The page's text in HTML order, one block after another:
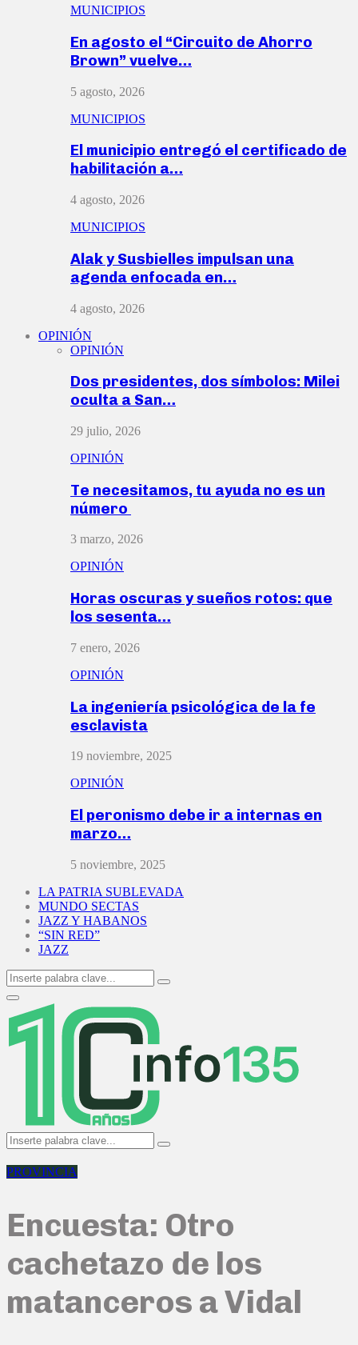
MUNICIPIOS
En agosto el “Circuito de Ahorro
Brown” vuelve…
5 agosto, 2026
MUNICIPIOS
El municipio entregó el certificado de
habilitación a…
4 agosto, 2026
MUNICIPIOS
Alak y Susbielles impulsan una
agenda enfocada en…
4 agosto, 2026
OPINIÓN
OPINIÓN
Dos presidentes, dos símbolos: Milei
oculta a San…
29 julio, 2026
OPINIÓN
Te necesitamos, tu ayuda no es un
número
3 marzo, 2026
OPINIÓN
Horas oscuras y sueños rotos: que
los sesenta…
7 enero, 2026
OPINIÓN
La ingeniería psicológica de la fe
esclavista
19 noviembre, 2025
OPINIÓN
El peronismo debe ir a internas en
marzo…
5 noviembre, 2025
LA PATRIA SUBLEVADA
MUNDO SECTAS
JAZZ Y HABANOS
“SIN RED”
JAZZ
Search
for:
Search
Primary
Menu
Search
for:
Search
PROVINCIA
Encuesta: Otro
cachetazo de los
matanceros a Vidal